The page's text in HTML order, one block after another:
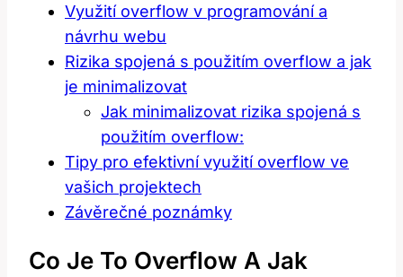
Využití overflow v programování a
návrhu webu
Rizika spojená s použitím overflow a jak
je minimalizovat
Jak minimalizovat rizika spojená s
použitím overflow:
Tipy pro efektivní využití overflow ve
vašich projektech
Závěrečné poznámky
Co Je To Overflow A Jak